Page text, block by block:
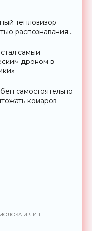
тепловизор
распознавания
самым
дроном в
самостоятельно
комаров -
И ЯИЦ -